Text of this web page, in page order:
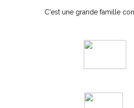
C'est une grande famille